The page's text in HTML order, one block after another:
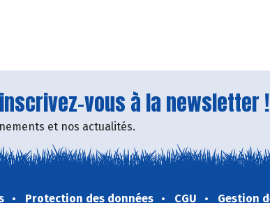
vous à la newsletter !
et nos actualités.
Protection des données CGU Gestion